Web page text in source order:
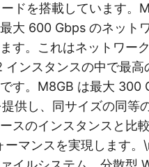
ドを搭載しています。
大 600 Gbps のネット
す。これはネットワー
インスタンスの中で最高
す。M8GB は最大 300
供し、同サイズの同等
スのインスタンスと比
ーマンスを実現します。